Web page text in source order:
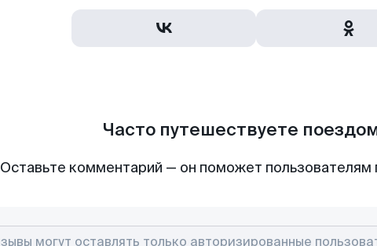
Часто путешествуете
Оставьте комментарий — он поможет пользователям